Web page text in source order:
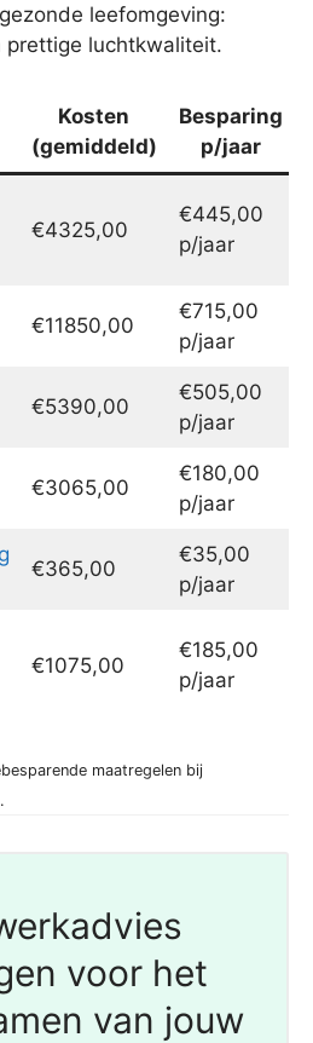
leefomgeving:
prettige luchtkwaliteit.
Kosten
(gemiddeld)
Besparing
p/jaar
€4325,00
€445,00
p/jaar
€11850,00
€715,00
p/jaar
€5390,00
€505,00
p/jaar
€3065,00
€180,00
p/jaar
€365,00
€35,00
p/jaar
€1075,00
€185,00
p/jaar
maatregelen bij
voor het
van jouw